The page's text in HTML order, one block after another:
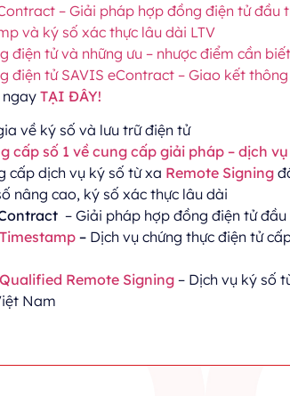
– Giải pháp hợp đồng điện tử
và ký số xác thực lâu dài LTV
điện tử và những ưu – nhược điểm cần
điện tử SAVIS eContract – Giao kết
ngay TẠI ĐÂY!
về ký số và lưu trữ điện tử
cấp số 1 về cung cấp giải pháp – dịch
cấp dịch vụ ký số từ xa Remote Signing
nâng cao, ký số xác thực lâu dài
– Giải pháp hợp đồng điện tử
– Dịch vụ chứng thực điện tử
Remote Signing – Dịch vụ ký số
Nam